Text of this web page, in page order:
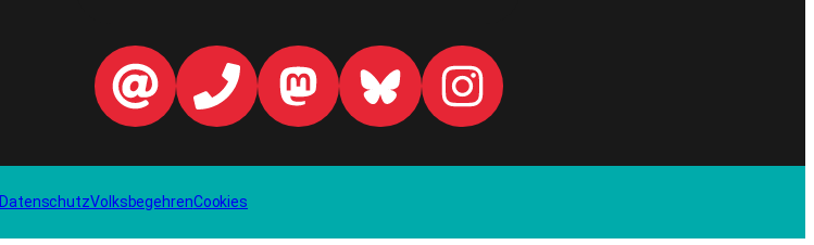
DatenschutzVolksbegehrenCookies